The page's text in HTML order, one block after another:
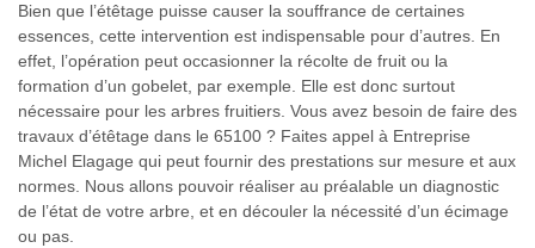
Bien que l’étêtage puisse causer la souffrance de certaines
essences, cette intervention est indispensable pour d’autres. En
effet, l’opération peut occasionner la récolte de fruit ou la
formation d’un gobelet, par exemple. Elle est donc surtout
nécessaire pour les arbres fruitiers. Vous avez besoin de faire des
travaux d’étêtage dans le 65100 ? Faites appel à Entreprise
Michel Elagage qui peut fournir des prestations sur mesure et aux
normes. Nous allons pouvoir réaliser au préalable un diagnostic
de l’état de votre arbre, et en découler la nécessité d’un écimage
ou pas.